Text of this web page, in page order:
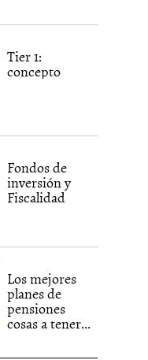
Tier 1:
concepto
Fondos de
inversión y
Fiscalidad
Los mejores
planes de
pensiones
cosas a tener...